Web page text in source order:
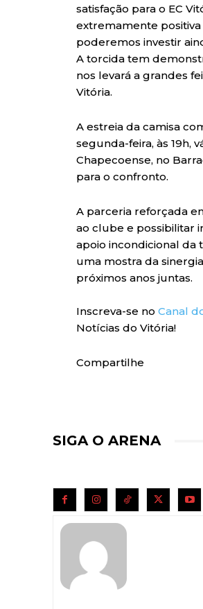
satisfação para o EC
extremamente positiva
poderemos investir
A torcida tem
nos levará a grandes
Vitória.
A estreia da camisa
segunda-feira, às 19h,
Chapecoense, no
para o confronto.
A parceria reforçada
ao clube e possibilitar
apoio incondicional da
uma mostra da
próximos anos juntas.
Inscreva-se no Canal
Notícias do Vitória!
Compartilhe
SIGA O ARENA